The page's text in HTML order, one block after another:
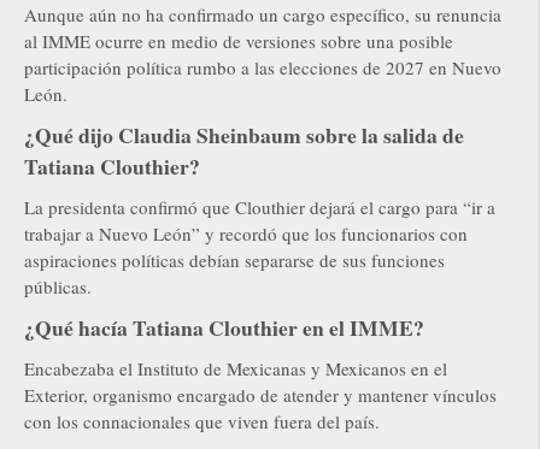
Aunque aún no ha confirmado un cargo específico, su renuncia
al IMME ocurre en medio de versiones sobre una posible
participación política rumbo a las elecciones de 2027 en Nuevo
León.
¿Qué dijo Claudia Sheinbaum sobre la salida de
Tatiana Clouthier?
La presidenta confirmó que Clouthier dejará el cargo para “ir a
trabajar a Nuevo León” y recordó que los funcionarios con
aspiraciones políticas debían separarse de sus funciones
públicas.
¿Qué hacía Tatiana Clouthier en el IMME?
Encabezaba el Instituto de Mexicanas y Mexicanos en el
Exterior, organismo encargado de atender y mantener vínculos
con los connacionales que viven fuera del país.